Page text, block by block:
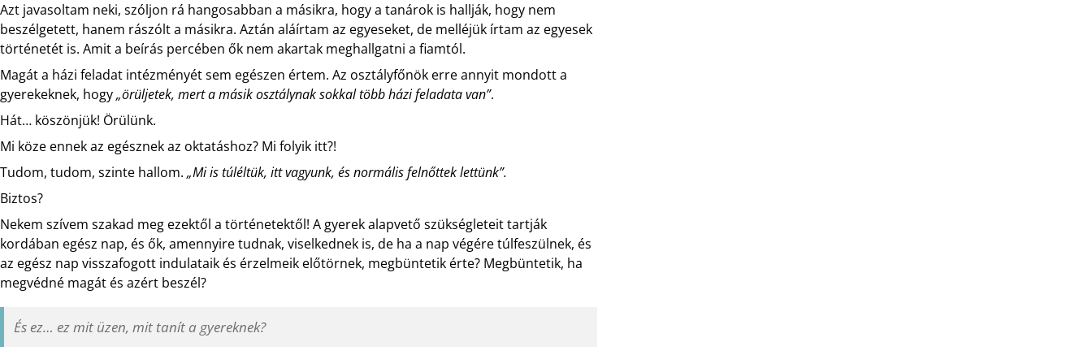
Azt javasoltam neki, szóljon rá hangosabban a másikra, hogy a tanárok is hallják, hogy nem
beszélgetett, hanem rászólt a másikra. Aztán aláírtam az egyeseket, de melléjük írtam az egyesek
történetét is. Amit a beírás percében ők nem akartak meghallgatni a fiamtól.
Magát a házi feladat intézményét sem egészen értem. Az osztályfőnök erre annyit mondott a
gyerekeknek, hogy„örüljetek, mert a másik osztálynak sokkal több házi feladata van”.
Hát… köszönjük! Örülünk.
Mi köze ennek az egésznek az oktatáshoz? Mi folyik itt?!
Tudom, tudom, szinte hallom. „Mi is túléltük, itt vagyunk, és normális felnőttek lettünk”.
Biztos?
Nekem szívem szakad meg ezektől a történetektől! A gyerek alapvető szükségleteit tartják
kordában egész nap, és ők, amennyire tudnak, viselkednek is, de ha a nap végére túlfeszülnek, és
az egész nap visszafogott indulataik és érzelmeik előtörnek, megbüntetik érte? Megbüntetik, ha
megvédné magát és azért beszél?
És ez… ez mit üzen, mit tanít a gyereknek?